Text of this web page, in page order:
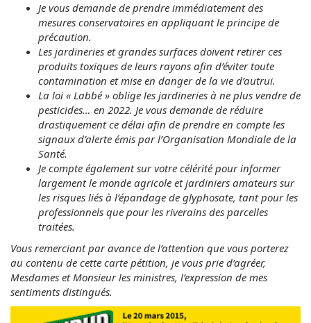
Je vous demande de prendre immédiatement des
mesures conservatoires en appliquant le principe de
précaution.
Les jardineries et grandes surfaces doivent retirer ces
produits toxiques de leurs rayons afin d’éviter toute
contamination et mise en danger de la vie d’autrui.
La loi « Labbé » oblige les jardineries à ne plus vendre de
pesticides… en 2022. Je vous demande de réduire
drastiquement ce délai afin de prendre en compte les
signaux d’alerte émis par l’Organisation Mondiale de la
Santé.
Je compte également sur votre célérité pour informer
largement le monde agricole et jardiniers amateurs sur
les risques liés à l’épandage de glyphosate, tant pour les
professionnels que pour les riverains des parcelles
traitées.
Vous remerciant par avance de l’attention que vous porterez
au contenu de cette carte pétition, je vous prie d’agréer,
Mesdames et Monsieur les ministres, l’expression de mes
sentiments distingués.